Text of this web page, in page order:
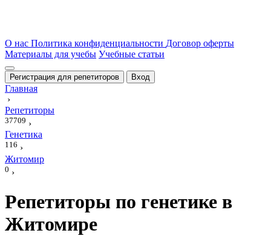
О нас Политика конфиденциальности Договор оферты
Материалы для учебы Учебные статьи
Регистрация для репетиторов Вход
Главная
›
Репетиторы
37709 ›
Генетика
116 ›
Житомир
0 ›
Репетиторы по генетике в
Житомире